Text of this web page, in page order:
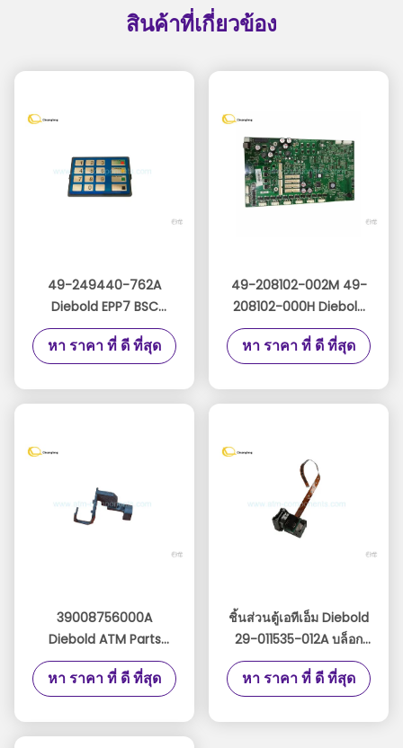
สินค้าที่เกี่ยวข้อง
49-249440-762A
Diebold EPP7 BSC
เวอร์ชันสเปน Diebold
EPP7 49249447707B
หา ราคา ที่ ดี ที่สุด
49-208102-002M 49-
208102-000H Diebold
ATM Parts CCA Board
49208102002M
หา ราคา ที่ ดี ที่สุด
39008756000A
Diebold ATM Parts
Stripper Fender 368
562 39-008756-000A
หา ราคา ที่ ดี ที่สุด
ชิ้นส่วนตู้เอทีเอ็ม Diebold
29-011535-012A บล็อก
Diebold IC ติดต่อใน
29011535012A
หา ราคา ที่ ดี ที่สุด